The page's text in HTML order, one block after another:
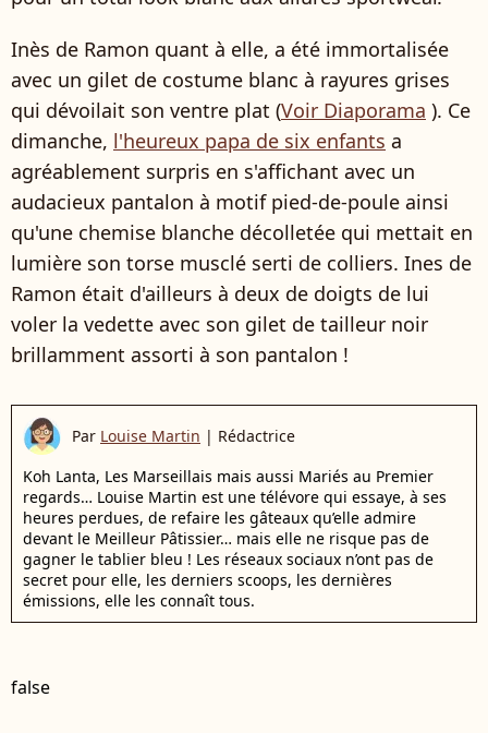
Inès de Ramon quant à elle, a été immortalisée
avec un gilet de costume blanc à rayures grises
qui dévoilait son ventre plat (Voir Diaporama ). Ce
dimanche, l'heureux papa de six enfants a
agréablement surpris en s'affichant avec un
audacieux pantalon à motif pied-de-poule ainsi
qu'une chemise blanche décolletée qui mettait en
lumière son torse musclé serti de colliers. Ines de
Ramon était d'ailleurs à deux de doigts de lui
voler la vedette avec son gilet de tailleur noir
brillamment assorti à son pantalon !
Par Louise Martin | Rédactrice
Koh Lanta, Les Marseillais mais aussi Mariés au Premier
regards… Louise Martin est une télévore qui essaye, à ses
heures perdues, de refaire les gâteaux qu’elle admire
devant le Meilleur Pâtissier… mais elle ne risque pas de
gagner le tablier bleu ! Les réseaux sociaux n’ont pas de
secret pour elle, les derniers scoops, les dernières
émissions, elle les connaît tous.
false